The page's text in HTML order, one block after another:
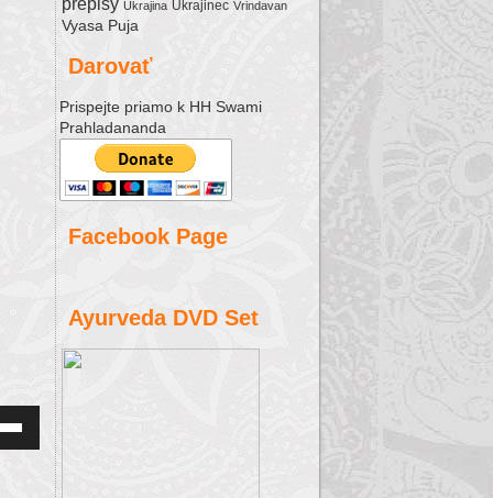
prepisy Ukrajina Ukrajinec Vrindavan
Vyasa Puja
Darovať
Prispejte priamo k HH Swami
Prahladananda
Facebook Page
Ayurveda DVD Set